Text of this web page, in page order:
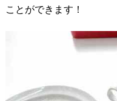
ことができます！